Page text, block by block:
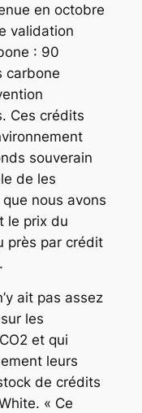
en octobre
validation
: 90
carbone
Ces crédits
souverain
de les
nous avons
le prix du
près par crédit
ait pas assez
les
et qui
leurs
de crédits
« Ce